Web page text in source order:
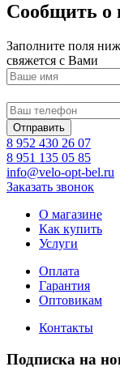
Сообщить о
Заполните поля
свяжется с Вами
8 952 430 26 07
8 951 135 05 85
info@velo-opt-bel.ru
Заказать звонок
О магазине
Как купить
Услуги
Оплата
Гарантия
Оптовикам
Контакты
Подписка на